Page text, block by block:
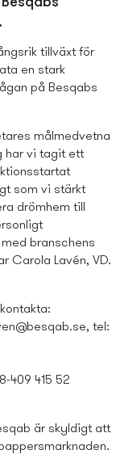
tillväxt för
en stark
på Besqabs
målmedvetna
har vi tagit ett
som vi stärkt
drömhem till
branschens
Carola Lavén, VD.
, tel:
409 415 52
är skyldigt att